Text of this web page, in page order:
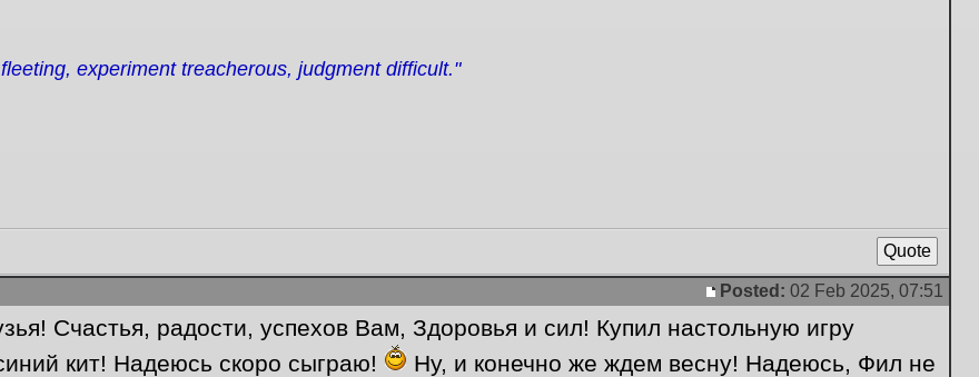
experiment treacherous, judgment difficult."
Quote
Post
Posted: 02 Feb 2025, 07:51
Счастья, радости, успехов Вам, Здоровья и сил! Купил настольную игру
кит! Надеюсь скоро сыграю!
Ну, и конечно же ждем весну! Надеюсь, Фил не